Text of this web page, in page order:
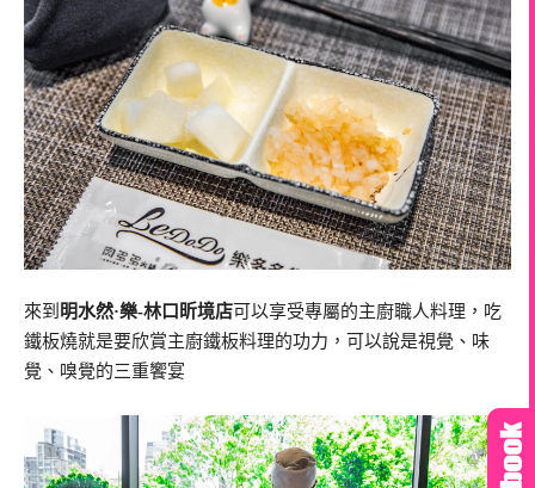
來到 明水然·樂-林口昕境店可以享受專屬的主廚職人料理，吃
鐵板燒就是要欣賞主廚鐵板料理的功力，可以說是視覺、味
覺、嗅覺的三重饗宴